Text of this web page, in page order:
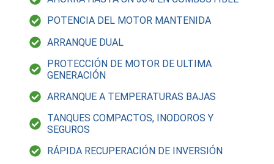
POTENCIA DEL MOTOR MANTENIDA
ARRANQUE DUAL
PROTECCIÓN DE MOTOR DE ULTIMA
GENERACIÓN
ARRANQUE A TEMPERATURAS BAJAS
TANQUES COMPACTOS, INODOROS Y
SEGUROS
RÁPIDA RECUPERACIÓN DE INVERSIÓN